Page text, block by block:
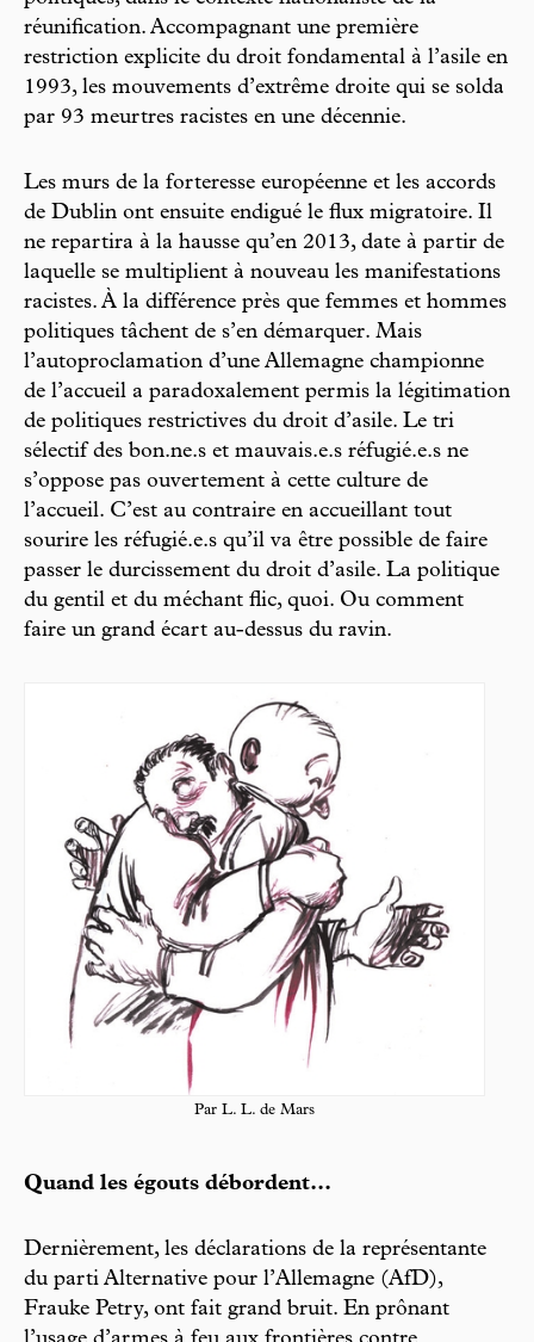
réunification. Accompagnant une première
restriction explicite du droit fondamental à l’asile en
1993, les mouvements d’extrême droite qui se solda
par 93 meurtres racistes en une décennie.
Les murs de la forteresse européenne et les accords
de Dublin ont ensuite endigué le flux migratoire. Il
ne repartira à la hausse qu’en 2013, date à partir de
laquelle se multiplient à nouveau les manifestations
racistes. À la différence près que femmes et hommes
politiques tâchent de s’en démarquer. Mais
l’autoproclamation d’une Allemagne championne
de l’accueil a paradoxalement permis la légitimation
de politiques restrictives du droit d’asile. Le tri
sélectif des bon.ne.s et mauvais.e.s réfugié.e.s ne
s’oppose pas ouvertement à cette culture de
l’accueil. C’est au contraire en accueillant tout
sourire les réfugié.e.s qu’il va être possible de faire
passer le durcissement du droit d’asile. La politique
du gentil et du méchant flic, quoi. Ou comment
faire un grand écart au-dessus du ravin.
Par L. L. de Mars
Quand les égouts débordent...
Dernièrement, les déclarations de la représentante
du parti Alternative pour l’Allemagne (AfD),
Frauke Petry, ont fait grand bruit. En prônant